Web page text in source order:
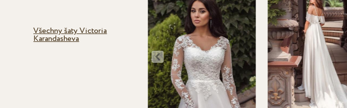
Všechny šaty Victoria
Karandasheva